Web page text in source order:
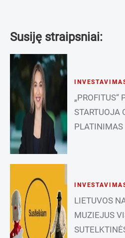
Susiję straipsniai:
„PROFITUS“
STARTUOJA
PLATINIMAS
LIETUVOS
MUZIEJUS